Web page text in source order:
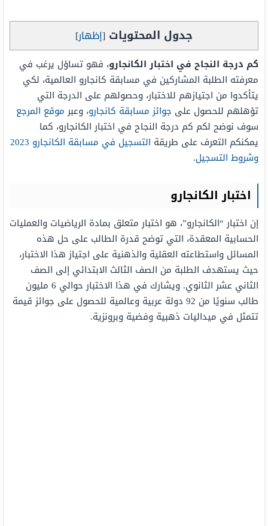
جدول المحتويات [إظهار]
كم درجة النجاح في اختبار الكانجارو، فهو تساؤل يرغب في
معرفته الطلبة المشاركين في مسابقة كانجارو العالمية، لكي
يتأكدوا من اجتيازهم للاختبار، وحصولهم على الدرجة التي
تؤهلهم للحصول على جوائز مسابقة كانجارو، وعبرموقع المرجع
سوف نوضح لكم كم درجة النجاح في اختبار الكانجارو، كما
يمكنكم التعرف على طريقة
التسجيل في مسابقة الكانجارو 2023
وشروط التسجيل.
اختبار الكانجارو
إن اختبار “الكانجارو”، هو اختبار متعلق بمادة الرياضيات والعمليات
الحسابية المعقدة، التي توضح قدرة الطالب على حل هذه
المسائل واستطاعته العقلية والذهنية على اجتياز هذا الاختبار،
حيث يستهدف الطلبة من الصف الثالث الابتدائي إلى الصف
الثاني عشر الثانوي. ويشارك في هذا الاختبار حوالي 6 مليون
طالب سنويًا من 92 دولة عربية وعالمية للحصول على جوائز قيمة
تتمثل في ميداليات ذهبية وفضية وبرونزية.